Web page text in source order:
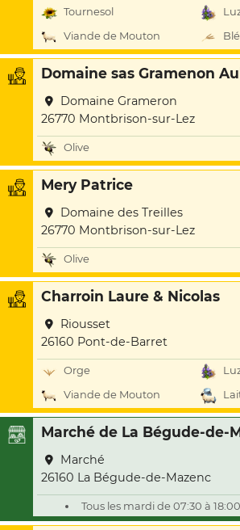
Tournesol
Viande de Mouton
Blé
Domaine sas Gramenon
Domaine Grameron
26770 Montbrison-sur-Lez
Olive
Mery Patrice
Domaine des Treilles
26770 Montbrison-sur-Lez
Olive
Charroin Laure & Nicolas
Riousset
26160 Pont-de-Barret
Orge
Viande de Mouton
Marché de La Bégude-de-
Marché
26160 La Bégude-de-Mazenc
Tous les mardi de 07:30 à 18:00